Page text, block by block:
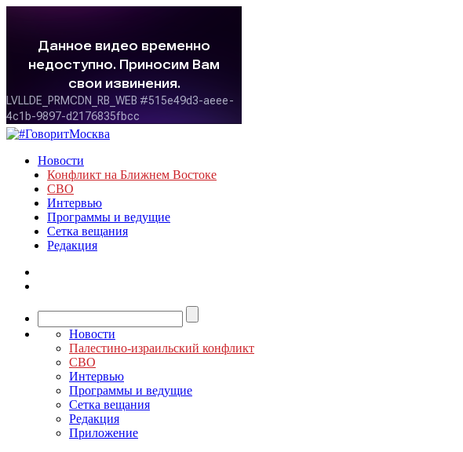
Новости
Конфликт на Ближнем Востоке
СВО
Интервью
Программы и ведущие
Сетка вещания
Редакция
Новости
Палестино-израильский конфликт
СВО
Интервью
Программы и ведущие
Сетка вещания
Редакция
Приложение